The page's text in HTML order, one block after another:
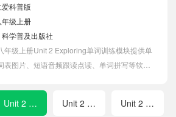
爱科普版
年级上册
科学普及出版社
年级上册Unit 2 Exploring单词训练模块提供单
图片、短语音频跟读点读、单词拼写等软件
Unit 2 Exploring Unit 2 Developing Unit 2 Wrapping Up